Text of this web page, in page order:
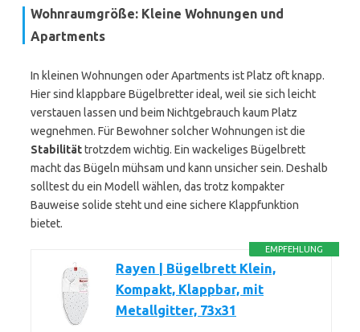
Wohnraumgröße: Kleine Wohnungen und
Apartments
In kleinen Wohnungen oder Apartments ist Platz oft knapp.
Hier sind klappbare Bügelbretter ideal, weil sie sich leicht
verstauen lassen und beim Nichtgebrauch kaum Platz
wegnehmen. Für Bewohner solcher Wohnungen ist die
Stabilitättrotzdem wichtig. Ein wackeliges Bügelbrett
macht das Bügeln mühsam und kann unsicher sein. Deshalb
solltest du ein Modell wählen, das trotz kompakter
Bauweise solide steht und eine sichere Klappfunktion
bietet.
EMPFEHLUNG
Rayen | Bügelbrett Klein,
Kompakt, Klappbar, mit
Metallgitter, 73x31